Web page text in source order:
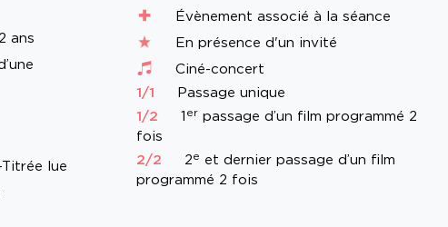
ans
lue
Évènement associé à la séance
En présence d'un invité
Ciné-concert
1/1
Passage unique
1/2
1 erpassage d’un film programmé 2
fois
2/2
2e et dernier passage d’un film
programmé 2 fois